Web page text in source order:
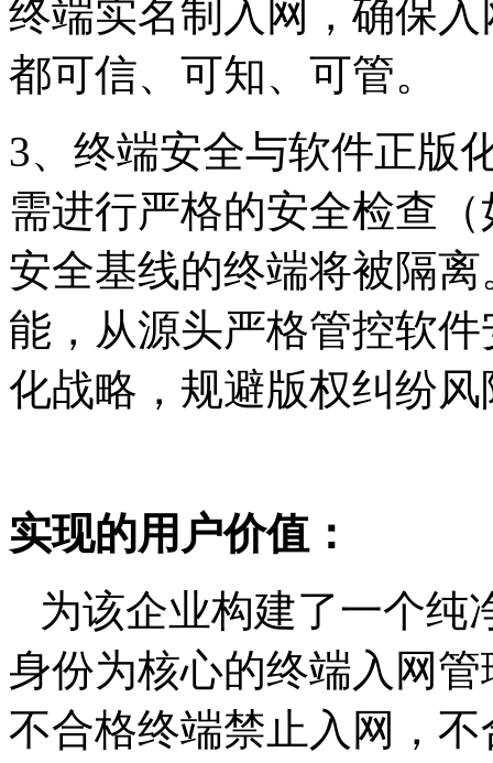
终端实名制入网，确保
都可信、可知、可管。
3、 终端安全与软件正版
需进行严格的安全检查
安全基线的终端将被隔
能，从源头严格管控软
化战略，规避版权纠纷风
实现的用户价值：
为该企业构建了一个纯
身份为核心的终端入网
不合格终端禁止入网，